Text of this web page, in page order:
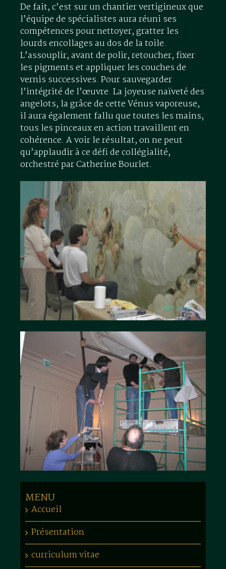
De fait, c’est sur un chantier vertigineux que
l’équipe de spécialistes aura réuni ses
compétences pour nettoyer, gratter les
lourds encollages au dos de la toile.
L’assouplir, avant de polir, retoucher, fixer
les pigments et appliquer les couches de
vernis successives. Pour sauvegarder
l’intégrité de l’œuvre. La joyeuse naïveté des
angelots, la grâce de cette Vénus vaporeuse,
il aura également fallu que toutes les mains,
tous les pinceaux en action travaillent en
cohérence. A voir le résultat, on ne peut
qu’applaudir à ce défi de collégialité,
orchestré par Catherine Bourlet.
MENU
Accueil
Présentation
curriculum vitae